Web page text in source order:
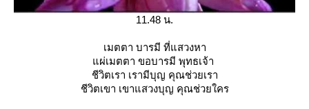
11.48 น.
เมตตา บารมี ที่แสวงหา
ผ่เมตตา ขอบารมี พุทธเจ้า
ชีวิตเรา เรามีบุญ คุณช่วยเรา
ชีวิตเขา เขาแสวงบุญ คุณช่วยใคร